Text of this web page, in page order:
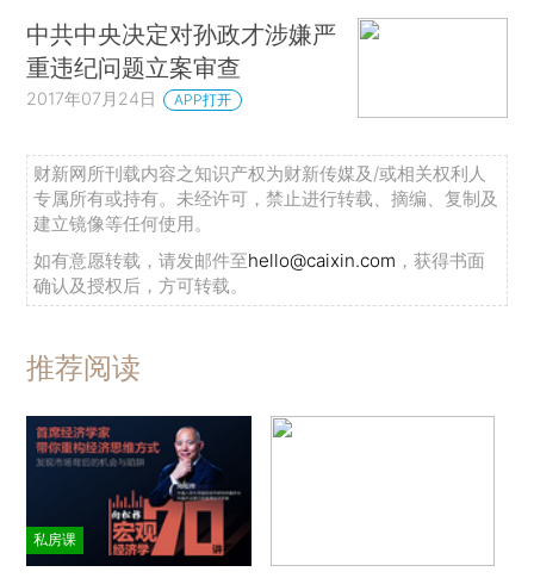
中共中央决定对孙政才涉嫌严
重违纪问题立案审查
2017年07月24日 APP打开
财新网所刊载内容之知识产权为财新传媒及/或相关权利人
专属所有或持有。未经许可，禁止进行转载、摘编、复制及
建立镜像等任何使用。
如有意愿转载，请发邮件至hello@caixin.com ，获得书面
确认及授权后，方可转载。
推荐阅读
私房课